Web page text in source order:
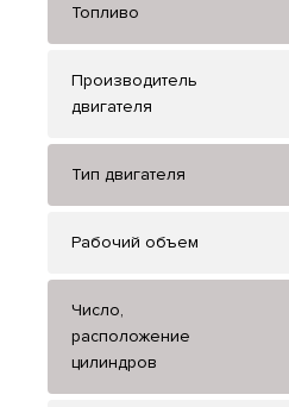
Топливо
Производитель
двигателя
Тип двигателя
Рабочий объем
Число,
расположение
цилиндров